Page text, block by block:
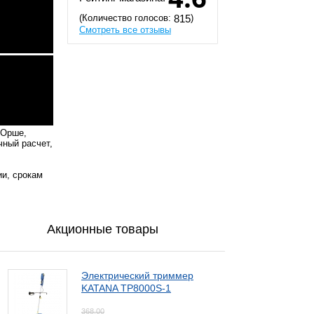
Орше,
расчет,
срокам
(Количество голосов: 815)
Смотреть все отзывы
Акционные товары
Электрический триммер
KATANA TP8000S-1
368,00